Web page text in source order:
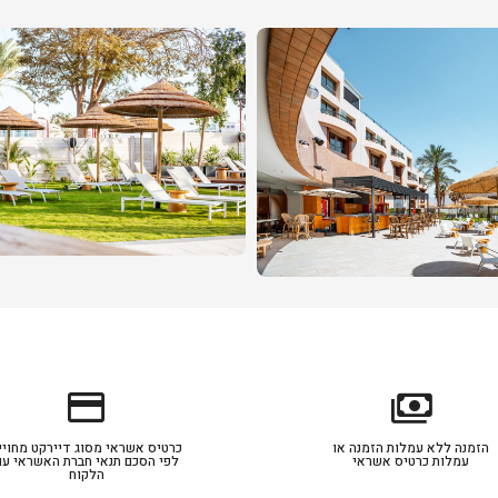
payments
הזמנה ללא עמלות הזמנה או
עמלות כרטיס אשראי
credit_card
כרטיס אשראי מסוג דיירקט
לפי הסכם תנאי חברת האשראי
הלקוח